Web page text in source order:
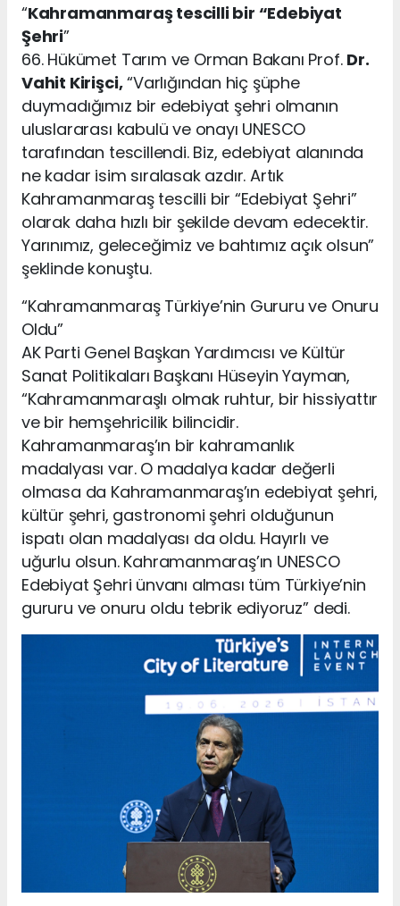
“Kahramanmaraş tescilli bir “Edebiyat
Şehri”
66. Hükümet Tarım ve Orman Bakanı Prof. Dr.
Vahit Kirişci,“Varlığından hiç şüphe
duymadığımız bir edebiyat şehri olmanın
uluslararası kabulü ve onayı UNESCO
tarafından tescillendi. Biz, edebiyat alanında
ne kadar isim sıralasak azdır. Artık
Kahramanmaraş tescilli bir “Edebiyat Şehri”
olarak daha hızlı bir şekilde devam edecektir.
Yarınımız, geleceğimiz ve bahtımız açık olsun”
şeklinde konuştu.
“Kahramanmaraş Türkiye’nin Gururu ve Onuru
Oldu”
AK Parti Genel Başkan Yardımcısı ve Kültür
Sanat Politikaları Başkanı Hüseyin Yayman,
“Kahramanmaraşlı olmak ruhtur, bir hissiyattır
ve bir hemşehricilik bilincidir.
Kahramanmaraş’ın bir kahramanlık
madalyası var. O madalya kadar değerli
olmasa da Kahramanmaraş’ın edebiyat şehri,
kültür şehri, gastronomi şehri olduğunun
ispatı olan madalyası da oldu. Hayırlı ve
uğurlu olsun. Kahramanmaraş’ın UNESCO
Edebiyat Şehri ünvanı alması tüm Türkiye’nin
gururu ve onuru oldu tebrik ediyoruz” dedi.